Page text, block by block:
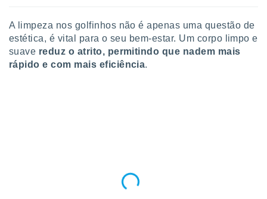
A limpeza nos golfinhos não é apenas uma questão de
estética, é vital para o seu bem-estar. Um corpo limpo e
suave reduz o atrito, permitindo que nadem mais
rápido e com mais eficiência.